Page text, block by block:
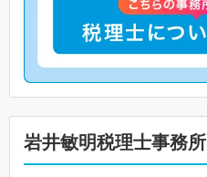
岩井敏明税理士事務所